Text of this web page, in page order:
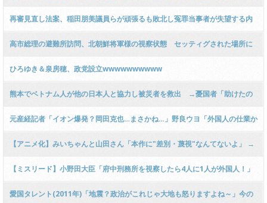
いたぞ
再審見直し法案、稲田朋美議員らが頑張るも敗北し冤罪当事者が失望する内
容に終わる
高市総理の避難所訪問、北朝鮮将軍様の視察状態 セッティグされた場所に
登場し 「ここは快適で至れり尽くせり、日本人で良かった」と賛美を受け
る しかし他の避難所では…
ひろゆき＆泉房穂、政党設立wwwwwwwwww
熊本でベトナム人が他の日本人と協力し被災者を救出 →憂国者「助けたの
は俺だ！！！この〇〇〇〇(差別的表現)！！！！」
元産経記者「イオン爆発？岡田克也…まさかね…」野良ウヨ「外国人の仕業か
も」
【アニメ化】みいちゃんと山田さん「本作に"差別・蔑視"なんてないよ」 →
いや障害者やその親に対する悪意ある描写ないか？
【ミスリード】小野田大臣「府中刑務所を視察したら4人に1人が外国人！」
支持者「4人に1人も？外国人犯罪者多すぎ
愛国タレント(2011年)「地震？政治がこれじゃ大地も怒りますよね～」今の